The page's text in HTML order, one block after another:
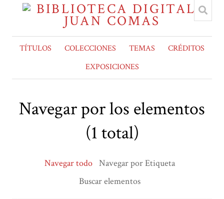
TÍTULOS COLECCIONES TEMAS
CRÉDITOS
EXPOSICIONES
Navegar por los elementos
(1 total)
Navegar todo Navegar por Etiqueta
Buscar elementos